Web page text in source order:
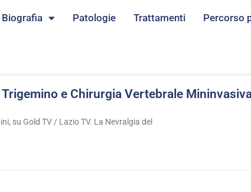
Biografia Patologie Trattamenti Percorso
e Chirurgia Vertebrale
su Gold TV / Lazio TV. La Nevralgia del